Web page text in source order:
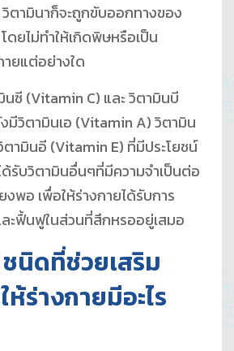
วิตามินาก็จะถูกขับออกทางของ
ดยไม่ทำให้เกิดพิษหรือเป็น
ยแต่อย่างใด
ซี (Vitamin C) และ วิตามินบี
มีวิตามินเอ (Vitamin A) วิตามิน
ามินอี (Vitamin E) ที่มีประโยชน์
ด้รับวิตามินอื่นๆที่มีความจำเป็นต่อ
งพอ เพื่อให้ร่างกายได้รับการ
ะฟื้นฟูในส่วนที่สึกหรออยู่เสมอ
นิดที่ช่วยเสริม
ร่างกายมีอะไร